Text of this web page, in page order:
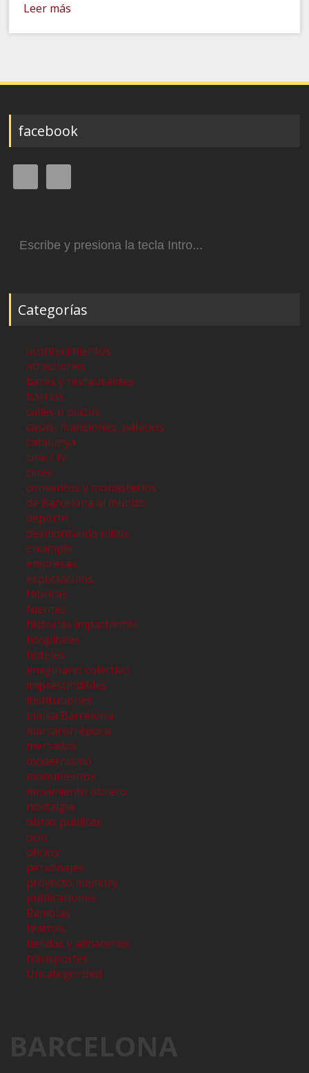
Leer más
facebook
Categorías
acontecimientos
atracciones
bares y restaurantes
barrios
calles o plazas
casas, mansiones, palacios
catalunya
cine / tv
cines
conventos y monasterios
de Barcelona al mundo
deporte
desmontando mitos
eixample
empresas
espectáculos
fabricas
fuentes
historias impactantes
hospitales
hoteles
imaginario colectivo
imprescindibles
instituciones
marca Barcelona
marcaron época
mercados
modernismo
monumentos
movimiento obrero
nostalgia
obras publicas
ocio
oficios
personajes
proyecto memory
publicaciones
Ramblas
teatros,
tiendas y almacenes
transportes
Uncategorized
BARCELONA